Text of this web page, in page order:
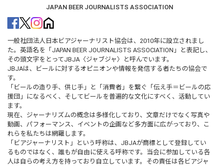
JAPAN BEER JOURNALISTS ASSOCIATION
一般社団法人日本ビアジャーナリスト協会は、2010年に設立されまし
た。英語名を「JAPAN BEER JOURNALISTS ASSOCIATION」と表記し、
その頭文字をとってJBJA〈ジャブジャ〉と呼んでいます。
JBJAは、ビールに対するオピニオンや情報を発信する者たちの協会で
す。
「ビールの造り手、供じ手」と「消費者」を繋ぐ「伝え手＝ビールの応
援団」になるべく、そしてビールを普遍的な文化にすべく、活動してい
ます。
現在、ジャーナリズムの概念は多様化しており、文章だけでなく写真や
動画、パフォーマンス、イベントの企画など多方面に広がっており、こ
れらを私たちは網羅します。
「ビアジャーナリスト」という呼称は、JBJAが商標として登録してい
るものではなく、誰もが自由に使える呼称です。当会に参加している各
人は自らの考え方を持っており自立しています。その責任は各ビアジャ